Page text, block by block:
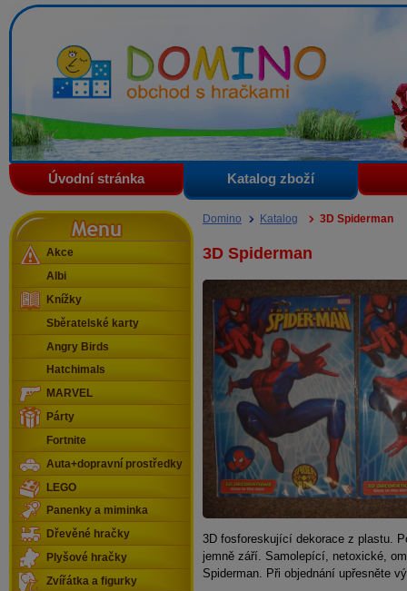
Domino - obchod s hračkami
Úvodní stránka Katalog zboží
Domino Katalog 3D Spiderman
3D Spiderman
3D fosforeskující dekorace z plastu.
jemně září. Samolepící, netoxické,
Spiderman. Při objednání upřesněte
Menu
Akce
Albi
Knížky
Sběratelské karty
Angry Birds
Hatchimals
MARVEL
Párty
Fortnite
Auta+dopravní prostředky
LEGO
Panenky a miminka
Dřevěné hračky
Plyšové hračky
Zvířátka a figurky